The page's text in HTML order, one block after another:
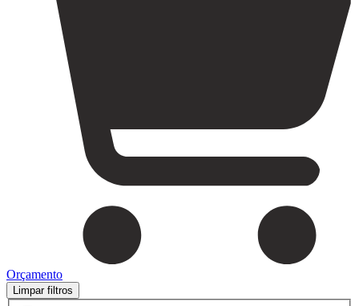
Orçamento
Limpar filtros